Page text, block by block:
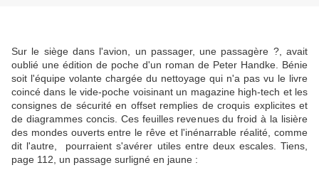
Sur le siège dans l'avion, un passager, une passagère ?, avait
oublié une édition de poche d'un roman de Peter Handke. Bénie
soit l'équipe volante chargée du nettoyage qui n'a pas vu le livre
coincé dans le vide-poche voisinant un magazine high-tech et les
consignes de sécurité en offset remplies de croquis explicites et
de diagrammes concis. Ces feuilles revenues du froid à la lisière
des mondes ouverts entre le rêve et l'inénarrable réalité, comme
dit l'autre, pourraient s'avérer utiles entre deux escales. Tiens,
page 112, un passage surligné en jaune :